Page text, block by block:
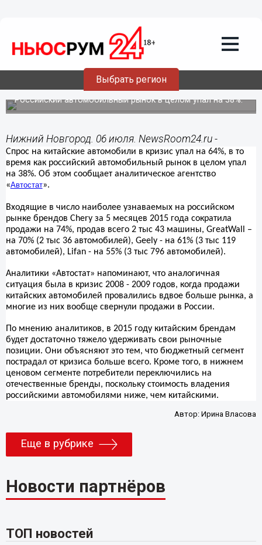
Выбрать регион
06.07.201514:24
Спрос на китайские автомобили в
кризис упал на 64%, - исследование
Российский автомобильный рынок в целом упал на 38%.
Нижний Новгород. 06 июля. NewsRoom24.ru -
Спрос на китайские автомобили в кризис упал на 64%, в то
время как российский автомобильный рынок в целом упал
на 38%. Об этом сообщает аналитическое агентство
«Автостат».
Входящие в число наиболее узнаваемых на российском
рынке брендов Chery за 5 месяцев 2015 года сократила
продажи на 74%, продав всего 2 тыс 43 машины, GreatWall –
на 70% (2 тыс 36 автомобилей), Geely - на 61% (3 тыс 119
автомобилей), Lifan - на 55% (3 тыс 796 автомобилей).
Аналитики «Автостат» напоминают, что аналогичная
ситуация была в кризис 2008 - 2009 годов, когда продажи
китайских автомобилей провалились вдвое больше рынка, а
многие из них вообще свернули продажи в России.
По мнению аналитиков, в 2015 году китайским брендам
будет достаточно тяжело удерживать свои рыночные
позиции. Они объясняют это тем, что бюджетный сегмент
пострадал от кризиса больше всего. Кроме того, в нижнем
ценовом сегменте потребители переключились на
отечественные бренды, поскольку стоимость владения
российскими автомобилями ниже, чем китайскими.
Автор:Ирина Власова
Еще в рубрике
Новости партнёров
ТОП новостей